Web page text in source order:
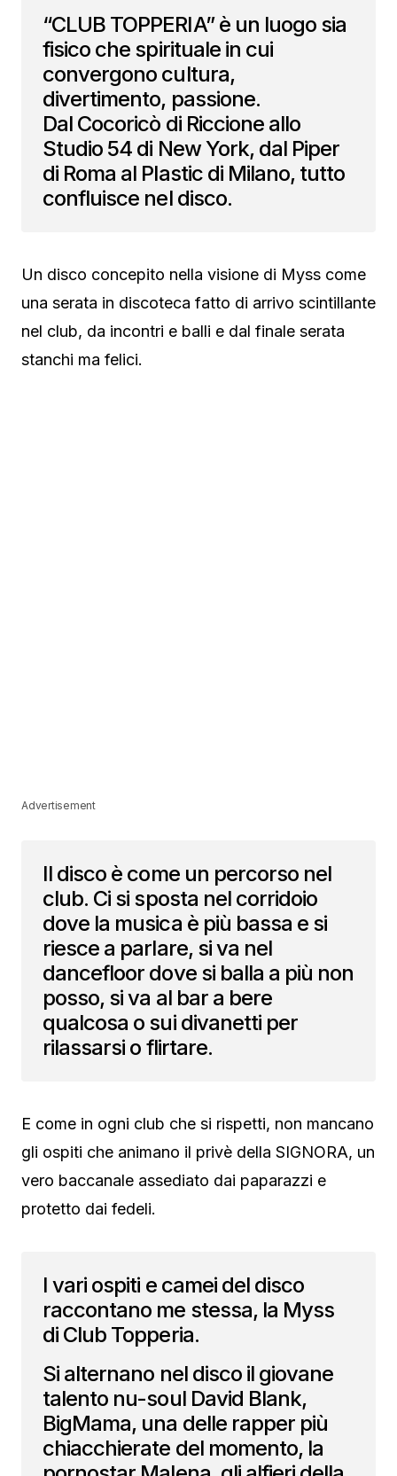
“CLUB TOPPERIA” è un luogo sia
fisico che spirituale in cui
convergono cultura,
divertimento, passione.
Dal Cocoricò di Riccione allo
Studio 54 di New York, dal Piper
di Roma al Plastic di Milano, tutto
confluisce nel disco.
Un disco concepito nella visione di Myss come
una serata in discoteca fatto di arrivo scintillante
nel club, da incontri e balli e dal finale serata
stanchi ma felici.
Advertisement
Il disco è come un percorso nel
club. Ci si sposta nel corridoio
dove la musica è più bassa e si
riesce a parlare, si va nel
dancefloor dove si balla a più non
posso, si va al bar a bere
qualcosa o sui divanetti per
rilassarsi o flirtare.
E come in ogni club che si rispetti, non mancano
gli ospiti che animano il privè della SIGNORA, un
vero baccanale assediato dai paparazzi e
protetto dai fedeli.
I vari ospiti e camei del disco
raccontano me stessa, la Myss
di Club Topperia.
Si alternano nel disco il giovane
talento nu-soul David Blank,
BigMama, una delle rapper più
chiacchierate del momento, la